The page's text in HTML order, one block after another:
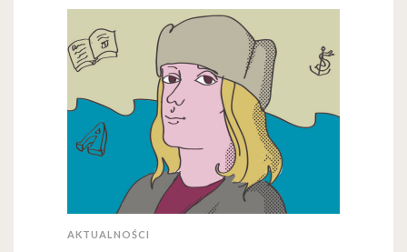
AKTUALNOŚCI